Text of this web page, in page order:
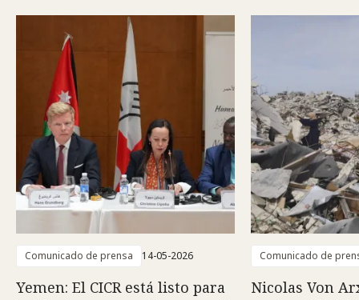
Comunicado de prensa 14-05-2026
Yemen: El CICR está listo para
Comunicado de
Nicolas Von